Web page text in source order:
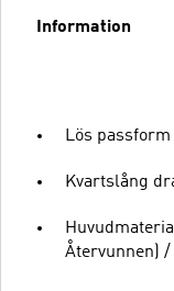
Information
Lös passform
Kvartslång
Återvunnen) /